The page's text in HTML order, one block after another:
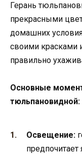
Герань
прекрасными
домашних
своими красками
правильно
Основные
тюльпановидной:
Освещение: